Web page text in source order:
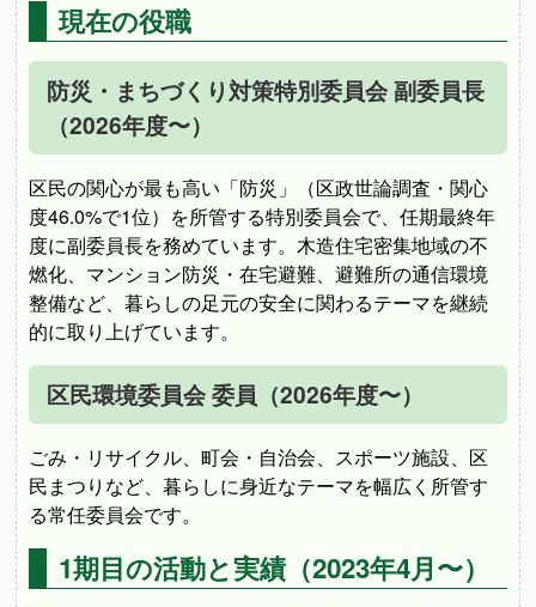
現在の役職
防災・まちづくり対策特別委員会 副委員長
（2026年度〜）
区民の関心が最も高い「防災」（区政世論調査・関心
度46.0%で1位）を所管する特別委員会で、任期最終年
度に副委員長を務めています。木造住宅密集地域の不
燃化、マンション防災・在宅避難、避難所の通信環境
整備など、暮らしの足元の安全に関わるテーマを継続
的に取り上げています。
区民環境委員会 委員 （2026年度〜）
ごみ・リサイクル、町会・自治会、スポーツ施設、区
民まつりなど、暮らしに身近なテーマを幅広く所管す
る常任委員会です。
1期目の活動と実績（2023年4月〜）